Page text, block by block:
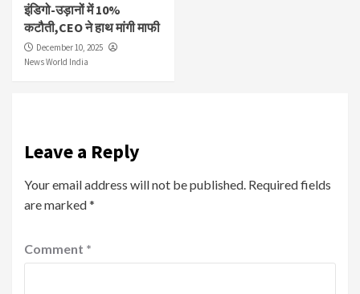
इंडिगो-उड़ानों में 10%
कटौती,CEO ने हाथ मांगी माफी
December 10, 2025
News World India
Leave a Reply
Your email address will not be published. Required fields
are marked*
Comment *